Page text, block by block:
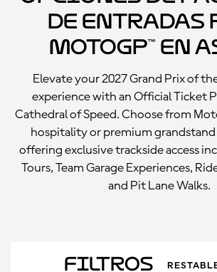
de entradas
MotoGP™ en
Elevate your 2027 Grand Prix of
experience with an Official Ticket
Cathedral of Speed. Choose from
hospitality or premium
offering exclusive trackside access
Tours, Team Garage Experiences,
and Pit Lane Walks.
Filtros